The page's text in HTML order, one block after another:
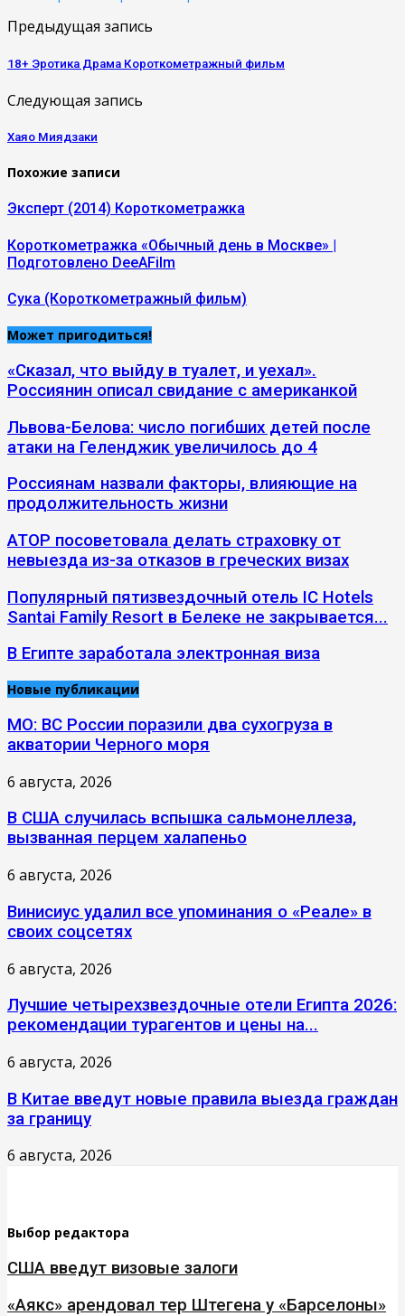
Предыдущая запись
18+ Эротика Драма Короткометражный фильм
Следующая запись
Хаяо Миядзаки
Похожие записи
Эксперт (2014) Короткометражка
Короткометражка «Обычный день в Москве» |
Подготовлено DeeAFilm
Сука (Короткометражный фильм)
Может пригодиться!
«Сказал, что выйду в туалет, и уехал».
Россиянин описал свидание с американкой
Львова-Белова: число погибших детей после
атаки на Геленджик увеличилось до 4
Россиянам назвали факторы, влияющие на
продолжительность жизни
АТОР посоветовала делать страховку от
невыезда из-за отказов в греческих визах
Популярный пятизвездочный отель IC Hotels
Santai Family Resort в Белеке не закрывается...
В Египте заработала электронная виза
Новые публикации
МО: ВС России поразили два сухогруза в
акватории Черного моря
6 августа, 2026
В США случилась вспышка сальмонеллеза,
вызванная перцем халапеньо
6 августа, 2026
Винисиус удалил все упоминания о «Реале» в
своих соцсетях
6 августа, 2026
Лучшие четырехзвездочные отели Египта 2026:
рекомендации турагентов и цены на...
6 августа, 2026
В Китае введут новые правила выезда граждан
за границу
6 августа, 2026
Выбор редактора
США введут визовые залоги
«Аякс» арендовал тер Штегена у «Барселоны»